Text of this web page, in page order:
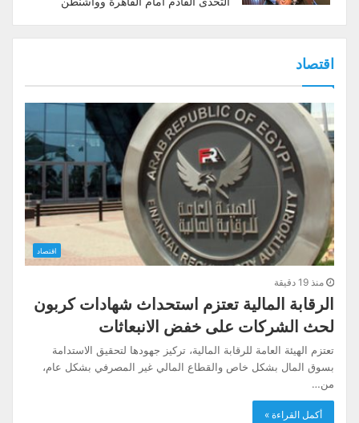
اقتصاد
اقتصاد
منذ 19 دقيقة
الرقابة المالية تعتزم استحداث شهادات كربون
لحث الشركات على خفض الانبعاثات
تعتزم الهيئة العامة للرقابة المالية، تركيز جهودها لتحقيق الاستدامة
بسوق المال بشكل خاص والقطاع المالي غير المصرفي بشكل عام،
من…
أكمل القراءة »